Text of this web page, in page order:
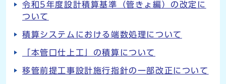
令和5年度設計積算基準（管きょ編）の改定に
ついて
積算システムにおける端数処理について
「本管口仕上工」の積算について
移管前提工事設計施行指針の一部改正について